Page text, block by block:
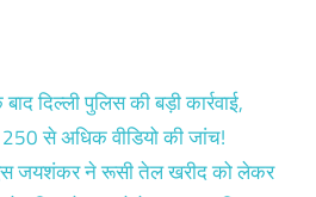
दिल्ली पुलिस की बड़ी कार्रवाई,
250 से अधिक वीडियो की जांच!
एस जयशंकर ने रूसी तेल खरीद को लेकर